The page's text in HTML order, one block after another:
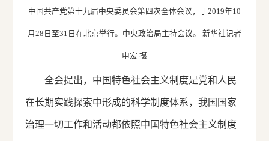
中国共产党第十九届中央委员会第四次全体会议，于2019年10
月28日至31日在北京举行。中央政治局主持会议。 新华社记者
申宏 摄
全会提出，中国特色社会主义制度是党和人民
在长期实践探索中形成的科学制度体系，我国国家
治理一切工作和活动都依照中国特色社会主义制度